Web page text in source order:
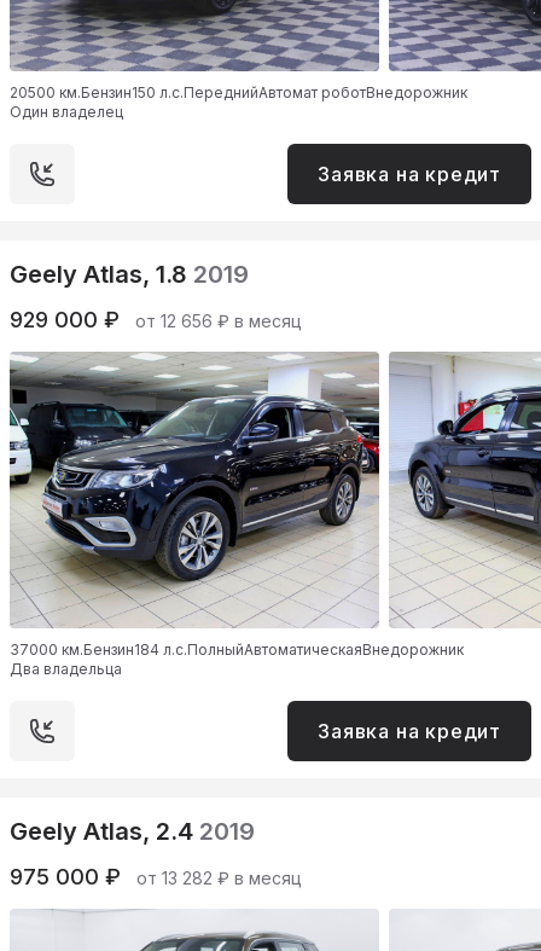
20500 км.Бензин150 л.с.ПереднийАвтомат роботВнедорожник
Один владелец
Заявка на кредит
Geely Atlas, 1.8 2019
929 000 ₽ от 12 656 ₽ в месяц
37000 км.Бензин184 л.с.ПолныйАвтоматическаяВнедорожник
Два владельца
Заявка на кредит
Geely Atlas, 2.4 2019
975 000 ₽ от 13 282 ₽ в месяц